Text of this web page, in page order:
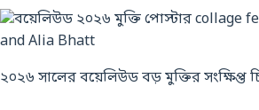
২০২৬ সালের বয়েলিউড বড় মুক্তির সংক্ষিপ্ত